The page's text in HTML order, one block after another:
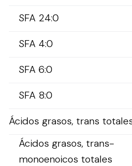
SFA 24:0
SFA 4:0
SFA 6:0
SFA 8:0
Ácidos grasos, trans
Ácidos grasos, trans-
monoenoicos totales